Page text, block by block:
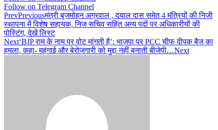
Follow on Telegram Channel
PrevPreviousमंत्री बृजमोहन अग्रवाल , दयाल दास समेत 4 मंत्रियों की निजी
स्थापना में विशेष सहायक, निज सचिव सहित अन्य पदों पर अधिकारीयों की
पोस्टिंग, देखें लिस्ट
Next‘BJP राम के नाम पर वोट मांगती है’: भाजपा पर PCC चीफ दीपक बैज का
हमला, कहा- महंगाई और बेरोजगारी को मुद्दा नहीं बनाती बीजेपी…Next